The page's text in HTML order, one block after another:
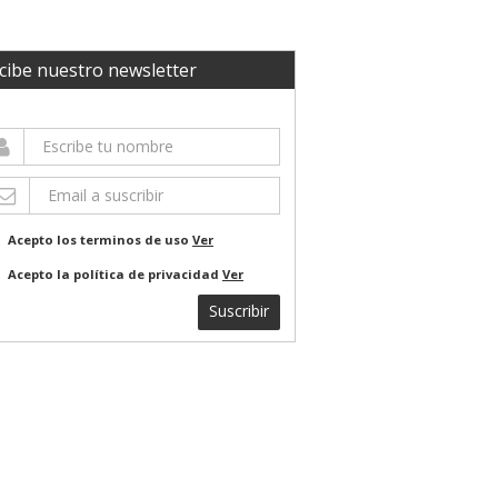
nuestro newsletter
Acepto los terminos de uso Ver
Acepto la política de privacidad Ver
Suscribir